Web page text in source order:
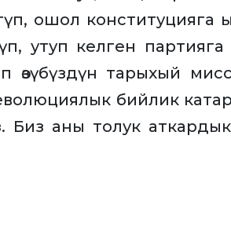
ошол
утуп келген
өзүбүздүн тарыхый
бийлик катары
Биз аны толук